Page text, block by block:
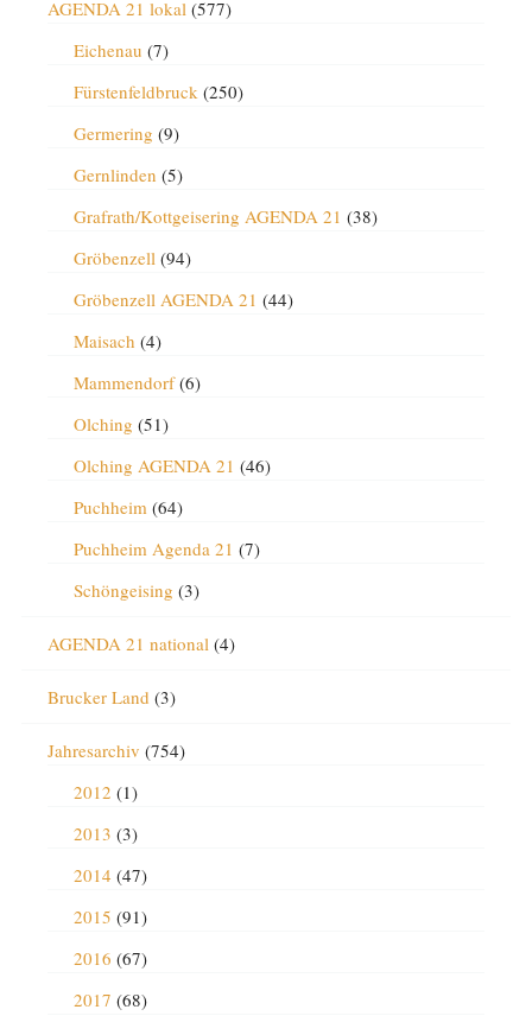
AGENDA 21 lokal (577)
Eichenau (7)
Fürstenfeldbruck (250)
Germering (9)
Gernlinden (5)
Grafrath/Kottgeisering AGENDA 21 (38)
Gröbenzell (94)
Gröbenzell AGENDA 21 (44)
Maisach (4)
Mammendorf(6)
Olching (51)
Olching AGENDA 21 (46)
Puchheim (64)
Puchheim Agenda 21 (7)
Schöngeising (3)
AGENDA 21 national (4)
Brucker Land (3)
Jahresarchiv (754)
2012 (1)
2013 (3)
2014 (47)
2015 (91)
2016 (67)
2017 (68)